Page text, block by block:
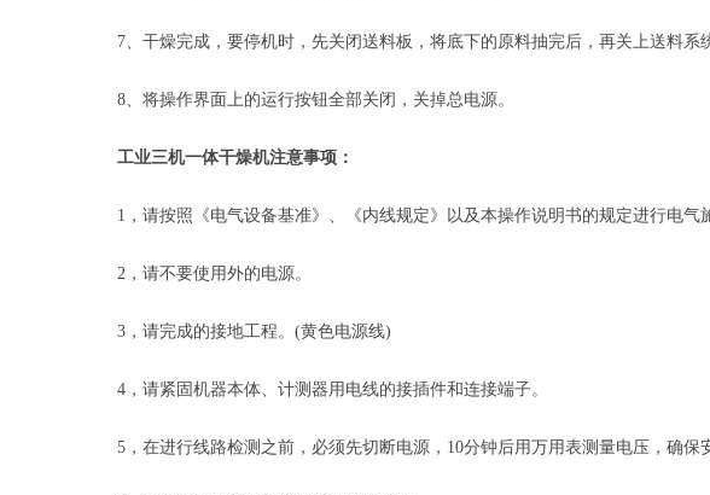
7、干燥完成，要停机时，先关闭送料板，将底下的原料抽完后，再关上送料系
8、将操作界面上的运行按钮全部关闭，关掉总电源。
工业三机一体干燥机注意事项：
1，请按照《电气设备基准》、《内线规定》以及本操作说明书的规定进行电气
2，请不要使用外的电源。
3，请完成的接地工程。(黄色电源线)
4，请紧固机器本体、计测器用电线的接插件和连接端子。
5，在进行线路检测之前，必须先切断电源，10分钟后用万用表测量电压，确保